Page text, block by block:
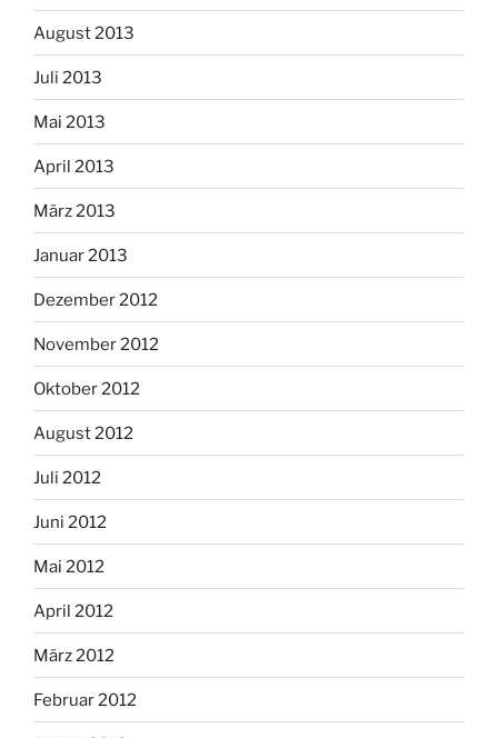
August 2013
Juli 2013
Mai 2013
April 2013
März 2013
Januar 2013
Dezember 2012
November 2012
Oktober 2012
August 2012
Juli 2012
Juni 2012
Mai 2012
April 2012
März 2012
Februar 2012